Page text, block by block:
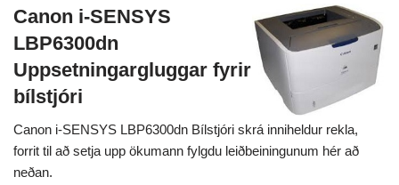
Canon i-SENSYS
LBP6300dn
Uppsetningargluggar fyrir
bílstjóri
Canon i-SENSYS LBP6300dn Bílstjóri skrá inniheldur rekla,
forrit til að setja upp ökumann fylgdu leiðbeiningunum hér að
neðan.